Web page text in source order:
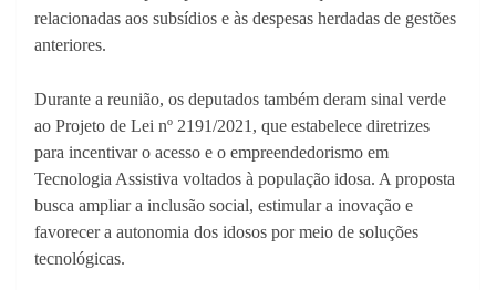
relacionadas aos subsídios e às despesas herdadas de gestões
anteriores.
Durante a reunião, os deputados também deram sinal verde
ao Projeto de Lei nº 2191/2021, que estabelece diretrizes
para incentivar o acesso e o empreendedorismo em
Tecnologia Assistiva voltados à população idosa. A proposta
busca ampliar a inclusão social, estimular a inovação e
favorecer a autonomia dos idosos por meio de soluções
tecnológicas.